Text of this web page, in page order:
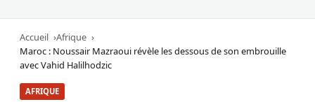
Accueil
Afrique
Maroc : Noussair Mazraoui révèle les dessous de son embrouille
avec Vahid Halilhodzic
AFRIQUE